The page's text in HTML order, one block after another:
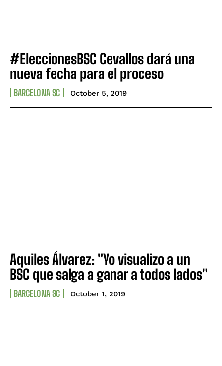
#EleccionesBSC Cevallos dará una
nueva fecha para el proceso
BARCELONA SC October 5, 2019
Aquiles Álvarez: "Yo visualizo a un
BSC que salga a ganar a todos lados"
BARCELONA SC October 1, 2019